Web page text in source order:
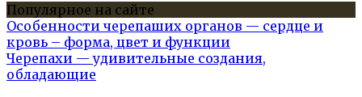
Популярное на сайте
Особенности черепаших органов — сердце и
кровь – форма, цвет и функции
Черепахи — удивительные создания,
обладающие